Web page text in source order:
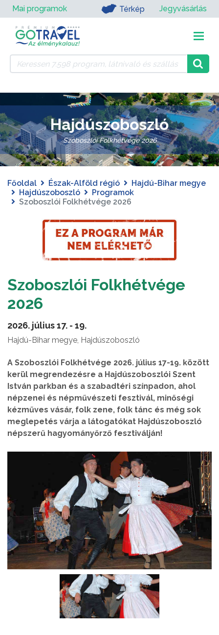
Mai programok Térkép Jegyvásárlás
Hajdúszoboszló
Szoboszlói Folkhétvége 2026
Főoldal Észak-Alföld régió
Hajdú-Bihar megye
Hajdúszoboszló
Programok
Szoboszlói Folkhétvége 2026
Szoboszlói Folkhétvége
2026
2026. július 17. - 19.
Hajdú-Bihar megye, Hajdúszoboszló
A Szoboszlói Folkhétvége 2026. július 17-19. között
kerül megrendezésre a Hajdúszoboszlói Szent
István parkban és a szabadtéri színpadon, ahol
népzenei és népművészeti fesztivál, minőségi
kézműves vásár, folk zene, folk tánc és még sok
meglepetés várja a látogatókat Hajdúszoboszló
népszerű hagyományőrző fesztiválján!